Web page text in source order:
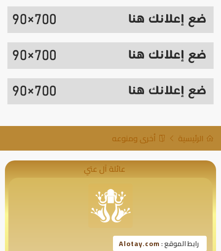
الرئيسية أخرى ومنوعه
عائلة آل عتي
رابط الموقع :Alotay.com